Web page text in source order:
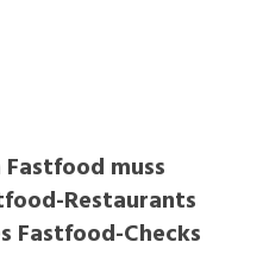
muss
Restaurants
Fastfood-Checks